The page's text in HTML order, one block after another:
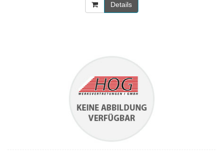
Details